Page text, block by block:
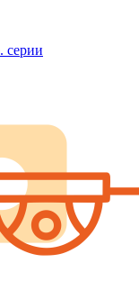
серии